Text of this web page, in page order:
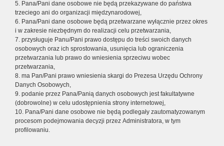
5. Pana/Pani dane osobowe nie będą przekazywane do państwa
trzeciego ani do organizacji międzynarodowej,
6. Pana/Pani dane osobowe będą przetwarzane wyłącznie przez okres
i w zakresie niezbędnym do realizacji celu przetwarzania,
7. przysługuje Panu/Pani prawo dostępu do treści swoich danych
osobowych oraz ich sprostowania, usunięcia lub ograniczenia
przetwarzania lub prawo do wniesienia sprzeciwu wobec
przetwarzania,
8. ma Pan/Pani prawo wniesienia skargi do Prezesa Urzędu Ochrony
Danych Osobowych,
9. podanie przez Pana/Panią danych osobowych jest fakultatywne
(dobrowolne) w celu udostępnienia strony internetowej,
10. Pana/Pani dane osobowe nie będą podlegały zautomatyzowanym
procesom podejmowania decyzji przez Administratora, w tym
profilowaniu.